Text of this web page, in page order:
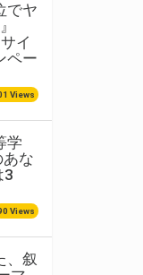
でヤ
イ
ペー
Views
学
な
3
Views
、叙